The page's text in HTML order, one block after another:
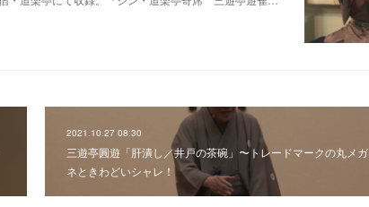
2021.10.27 08:30
三遊亭圓遊「肝潰し／井戸の茶碗」〜トレードマークの丸メガ
ネときわどいシャレ！